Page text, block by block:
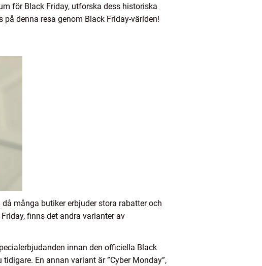
för Black Friday, utforska dess historiska
denna resa genom Black Friday-världen!
många butiker erbjuder stora rabatter och
finns det andra varianter av
innan den officiella Black
En annan variant är ”Cyber Monday”,